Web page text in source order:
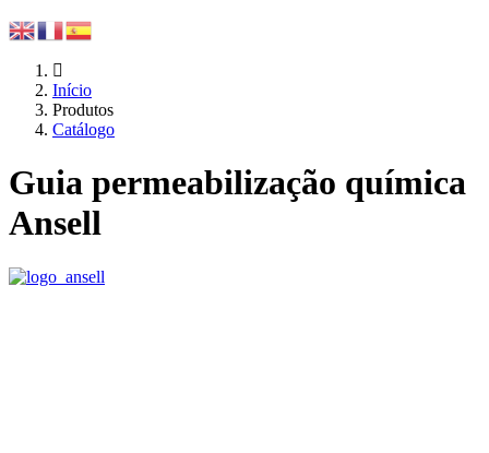
Início
Produtos
Catálogo
Guia permeabilização química
Ansell